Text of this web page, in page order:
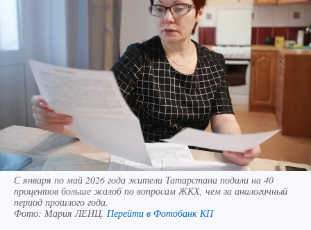
С января по май 2026 года жители Татарстана подали на 40
процентов больше жалоб по вопросам ЖКХ, чем за аналогичный
период прошлого года.
Фото: Мария ЛЕНЦ. Перейти в Фотобанк КП